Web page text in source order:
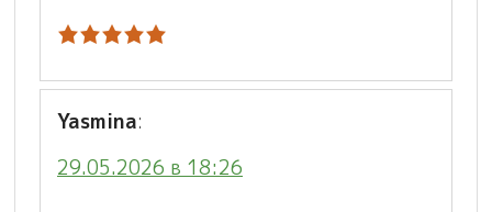
Yasmina:
29.05.2026 в 18:26